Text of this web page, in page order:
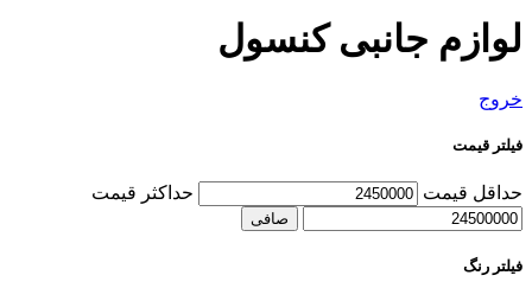
لوازم جانبی کنسول
خروج
فیلتر قیمت
حداقل قیمت حداكثر قيمت
صافی
فیلتر رنگ